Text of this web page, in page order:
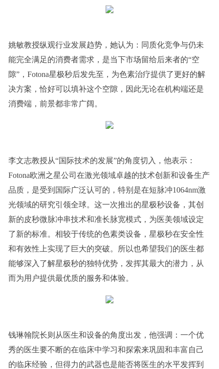
姚敏教授纵观行业发展趋势，她认为：同质化竞争与仍未
能完全满足的消费者需求，是当下市场留给后来者的“空
隙”，Fotona星极秒后发先至，为色素治疗提供了更好的解
决方案，恰好可以填补这个空隙，因此无论在机构端还是
消费端，前景都非常广阔。
李文志教授从“国际技术的发展”的角度切入，他表示：
Fotona欧洲之星公司在激光领域卓越的技术创新和设备生产
品质，是受到国际广泛认可的，特别是在短脉冲1064nm激
光领域的研究引领全球。这一次推出的星极秒设备，其创
新的皮秒微脉冲串技术和准长脉宽模式，为医美领域设定
了新的标准。相较于传统的色素类设备，星极秒在安全性
和有效性上实现了巨大的突破。所以也希望我们的医生都
能够深入了解星极秒的独特优势，发挥其最大的潜力，从
而为用户提供最优质的服务和体验。
钱琳翰院长则从医生和设备的角度出发，他强调：一个优
秀的医生要不断的在临床中学习和探索来巩固和丰富自己
的临床经验，但得力的武器也是能否将医生的水平发挥到